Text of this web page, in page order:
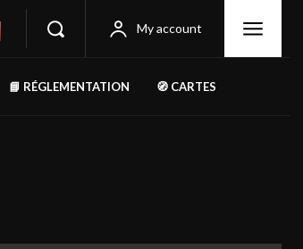
My account
📘 RÉGLEMENTATION 🧭 CARTES